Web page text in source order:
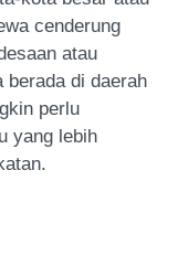
cenderung
atau
berada di daerah
perlu
yang lebih